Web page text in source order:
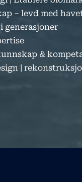
– levd med
generasjoner
&
|